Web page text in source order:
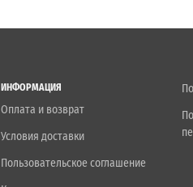
ИНФОРМАЦИЯ
Оплата и возврат
Условия доставки
Пользовательское соглашение